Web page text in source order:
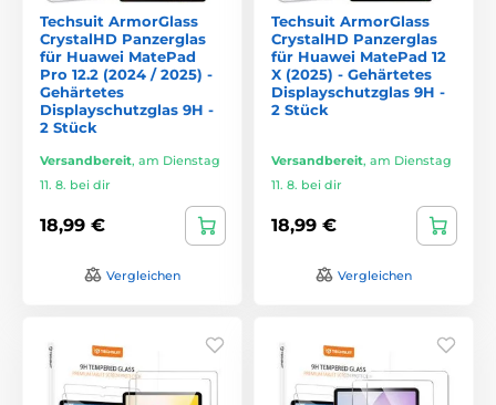
Techsuit ArmorGlass
CrystalHD Panzerglas
für Huawei MatePad
Pro 12.2 (2024 / 2025) -
Gehärtetes
Displayschutzglas 9H -
2 Stück
Versandbereit, am Dienstag
11. 8. bei dir
18,99 €
Vergleichen
Techsuit ArmorGlass
CrystalHD Panzerglas
für Huawei MatePad 12
X (2025) - Gehärtetes
Displayschutzglas 9H -
2 Stück
Versandbereit, am Dienstag
11. 8. bei dir
18,99 €
Vergleichen